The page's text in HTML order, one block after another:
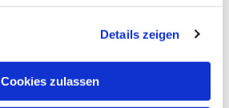
Details zeigen
Cookies zulassen